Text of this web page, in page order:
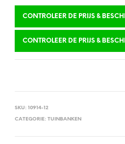
CONTROLEER DE PRIJS &
CONTROLEER DE PRIJS &
SKU: 10914-12
CATEGORIE: TUINBANKEN